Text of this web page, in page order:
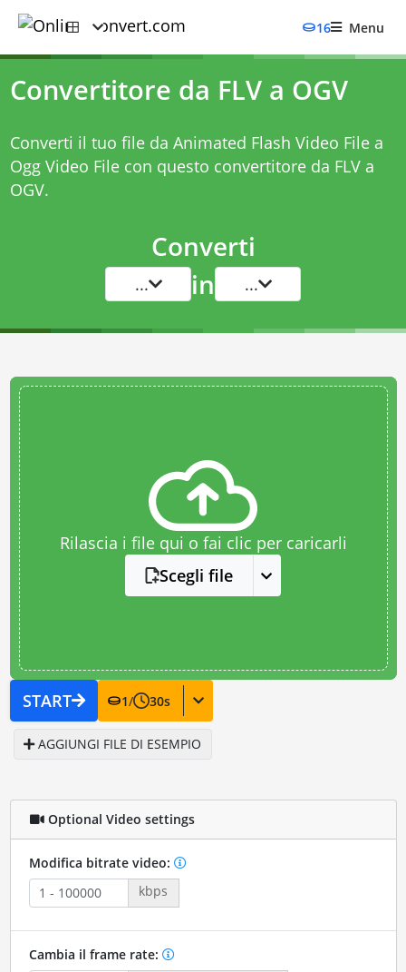
16 Menu
Convertitore da FLV a OGV
Converti il tuo file da Animated Flash Video File a
Ogg Video File con questo convertitore da FLV a
OGV.
Converti
... in ...
Rilascia i file qui o fai clic per caricarli
Scegli file
START 1/ 30s
AGGIUNGI FILE DI ESEMPIO
Optional Video settings
Modifica bitrate video:
kbps
Cambia il frame rate: